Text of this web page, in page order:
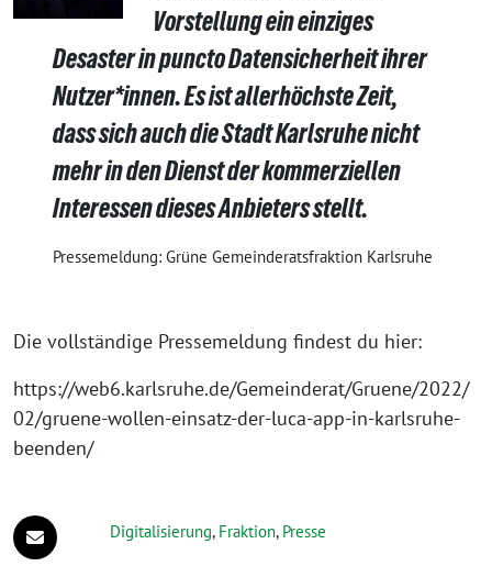
Vorstellung ein einziges
Desaster in puncto Datensicherheit ihrer
Nutzer*innen. Es ist allerhöchste Zeit,
dass sich auch die Stadt Karlsruhe nicht
mehr in den Dienst der kommerziellen
Interessen dieses Anbieters stellt.
Pressemeldung: Grüne Gemeinderatsfraktion Karlsruhe
Die vollständige Pressemeldung findest du hier:
https://web6.karlsruhe.de/Gemeinderat/Gruene/2022/
02/gruene-wollen-einsatz-der-luca-app-in-karlsruhe-
beenden/
Digitalisierung, Fraktion, Presse